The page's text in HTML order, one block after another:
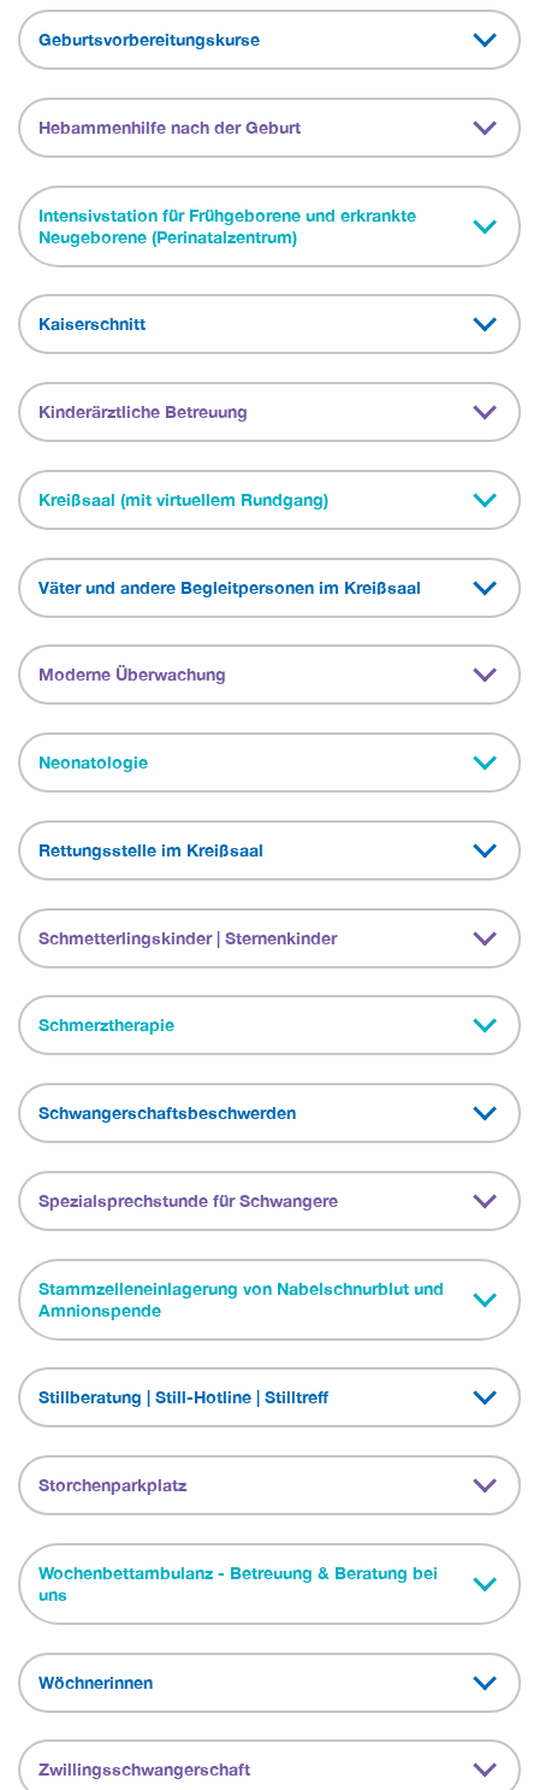
Geburtsvorbereitungskurse
Hebammenhilfe nach der Geburt
Intensivstation für Frühgeborene und erkrankte
Neugeborene (Perinatalzentrum)
Kaiserschnitt
Kinderärztliche Betreuung
Kreißsaal (mit virtuellem Rundgang)
Väter und andere Begleitpersonen im Kreißsaal
Moderne Überwachung
Neonatologie
Rettungsstelle im Kreißsaal
Schmetterlingskinder | Sternenkinder
Schmerztherapie
Schwangerschaftsbeschwerden
Spezialsprechstunde für Schwangere
Stammzelleneinlagerung von Nabelschnurblut und
Amnionspende
Stillberatung | Still-Hotline | Stilltreff
Storchenparkplatz
Wochenbettambulanz - Betreuung & Beratung bei
uns
Wöchnerinnen
Zwillingsschwangerschaft